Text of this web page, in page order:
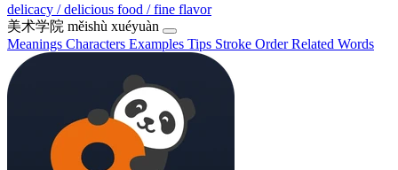
delicacy / delicious food / fine flavor
美术学院 měishù xuéyuàn
Meanings Characters Examples Tips Stroke OrderRelated Words